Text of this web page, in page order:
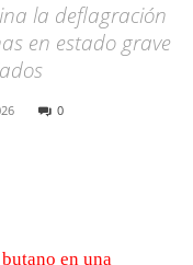
la deflagración
en estado grave
0